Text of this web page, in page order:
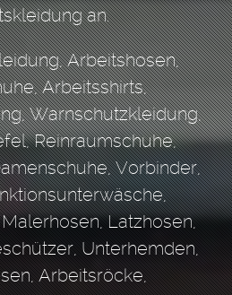
an.
Arbeitshosen,
Arbeitsshirts,
Warnschutzkleidung,
Reinraumschuhe,
Vorbinder,
Latzhosen,
Unterhemden,
Arbeitsröcke,